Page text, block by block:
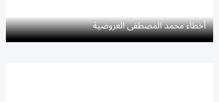
أخطاء محمد المصطفى العروضية